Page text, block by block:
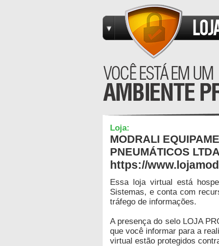
Loja:
MODRALI
PNEUMÁTICOS
https://
Essa loja virtual está
Sistemas, e conta com
tráfego de informações.
A presença do selo LOJA
que você informar para a
virtual estão protegidos